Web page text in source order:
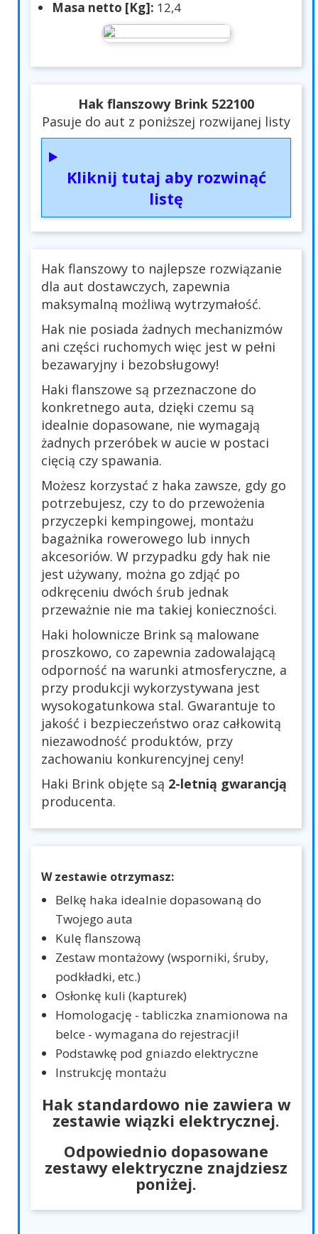
Masa netto [Kg]: 12,4
Hak flanszowy Brink 522100
Pasuje do aut z poniższej rozwijanej listy
Kliknij tutaj aby rozwinąć
listę
Hak flanszowy to najlepsze rozwiązanie
dla aut dostawczych, zapewnia
maksymalną możliwą wytrzymałość.
Hak nie posiada żadnych mechanizmów
ani części ruchomych więc jest w pełni
bezawaryjny i bezobsługowy!
Haki flanszowe są przeznaczone do
konkretnego auta, dzięki czemu są
idealnie dopasowane, nie wymagają
żadnych przeróbek w aucie w postaci
cięcią czy spawania.
Możesz korzystać z haka zawsze, gdy go
potrzebujesz, czy to do przewożenia
przyczepki kempingowej, montażu
bagażnika rowerowego lub innych
akcesoriów. W przypadku gdy hak nie
jest używany, można go zdjąć po
odkręceniu dwóch śrub jednak
przeważnie nie ma takiej konieczności.
Haki holownicze Brink są malowane
proszkowo, co zapewnia zadowalającą
odporność na warunki atmosferyczne, a
przy produkcji wykorzystywana jest
wysokogatunkowa stal. Gwarantuje to
jakość i bezpieczeństwo oraz całkowitą
niezawodność produktów, przy
zachowaniu konkurencyjnej ceny!
Haki Brink objęte są 2-letnią gwarancją
producenta.
W zestawie otrzymasz:
Belkę haka idealnie dopasowaną do
Twojego auta
Kulę flanszową
Zestaw montażowy (wsporniki, śruby,
podkładki, etc.)
Osłonkę kuli (kapturek)
Homologację - tabliczka znamionowa na
belce - wymagana do rejestracji!
Podstawkę pod gniazdo elektryczne
Instrukcję montażu
Hak standardowo nie zawiera w
zestawie wiązki elektrycznej.
Odpowiednio dopasowane
zestawy elektryczne znajdziesz
poniżej.